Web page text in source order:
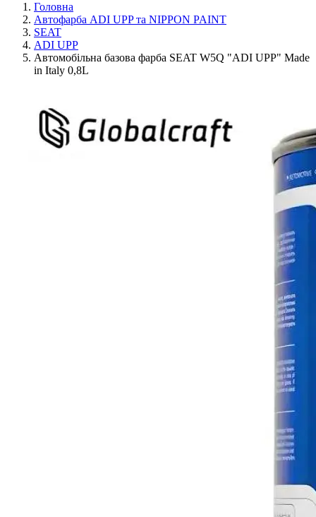
Головна
Автофарба ADI UPP та NIPPON PAINT
SEAT
ADI UPP
Автомобільна базова фарба SEAT W5Q "ADI UPP" Made
in Italy 0,8L